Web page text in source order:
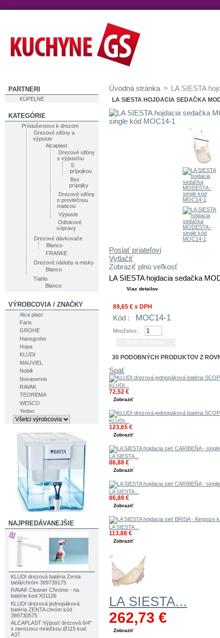
PARTNERI
KÚPELNE
KATEGÓRIE
Príslušenstvo k drezom
Drezové sifóny a
výpuste
Alcaplast
Drezové sifóny
s výpusťou
S
prípojkou
Bez
prípojky
Drezové sifóny
s prevlečnou
maticou
Výpuste
Odtokové
súpravy
Drezové dávkovače
Blanco
FRANKE
Drezové nádoby a misky
Blanco
Tiahlo
Blanco
VÝROBCOVIA / ZNAČKY
Alca plast
Faris
GROHE
Hansgrohe
Hopa
KLUDI
MAUVIEL
Nobili
Novaservis
RAVAK
TEOREMA
WESCO
Yedoo
NAJPREDÁVANEJŠIE
KLUDI drezová batéria Zenta
bielá/chróm 389739175
RAVAK Cleaner Chrome - na
batérie kod X01106
KLUDI drezová jednopáková
batéria ZENTA chróm kód
389730575
ALCAPLAST Výpusť drezová 6/4"
s nerezovu mriežkou Ø115 kod
A37
Úvodná stránka > LA SIESTA
LA SIESTA HOJDACIA SEDAČKA
Poslať priateľovi
Vytlačiť
Zobraziť plnú veľkosť
LA SIESTA hojdacia sedačka
Viac detailov
89,65 € s DPH
Kód : MOC14-1
Množstvo :
30 PODOBNÝCH PRODUKTOV Z
Späť
KLUDI...
72,52 €
Zobraziť
KLUDI...
123,65 €
Zobraziť
LA SIESTA...
86,88 €
Zobraziť
LA SIESTA...
86,88 €
Zobraziť
LA SIESTA...
113,88 €
Zobraziť
LA SIESTA...
262,73 €
Zobraziť